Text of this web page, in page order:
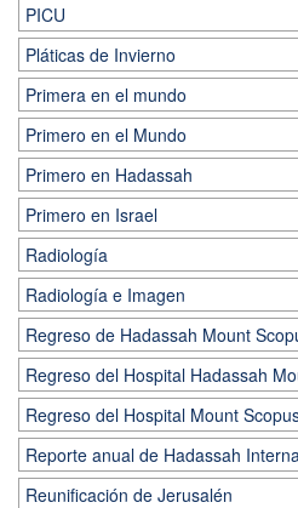
PICU
Pláticas de Invierno
Primera en el mundo
Primero en el Mundo
Primero en Hadassah
Primero en Israel
Radiología
Radiología e Imagen
Regreso de Hadassah Mount
Regreso del Hospital Hadassah
Regreso del Hospital Mount
Reporte anual de Hadassah
Reunificación de Jerusalén